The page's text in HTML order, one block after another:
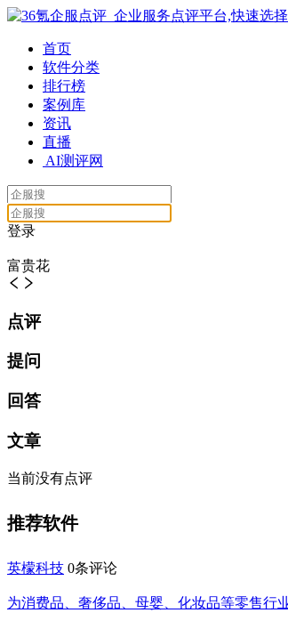
首页
软件分类
排行榜
案例库
资讯
直播
AI测评网
登录
富贵花
点评
提问
回答
文章
当前没有点评
推荐软件
英檬科技 0条评论
为消费品、奢侈品、母婴、化妆品等零售行